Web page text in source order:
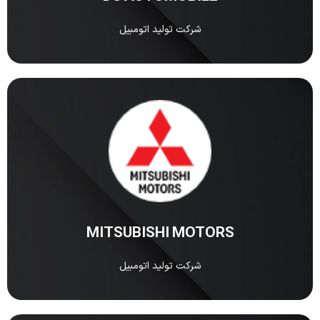
شرکت تولید اتومبیل
MITSUBISHI MOTORS
شرکت تولید اتومبیل
MITSUBISHI MOTORS
شرکت MITSUBISHI MOTORS یکی از قدیمیترین و
مشهورترین خودروسازهای ژاپنی در دنیاست.
مشاهده